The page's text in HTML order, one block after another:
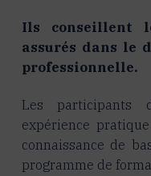
Ils conseillent
assurés dans le
professionnelle.
Les participants
expérience
connaissance de
programme de